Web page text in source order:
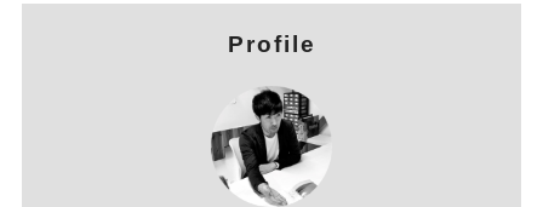
Profile